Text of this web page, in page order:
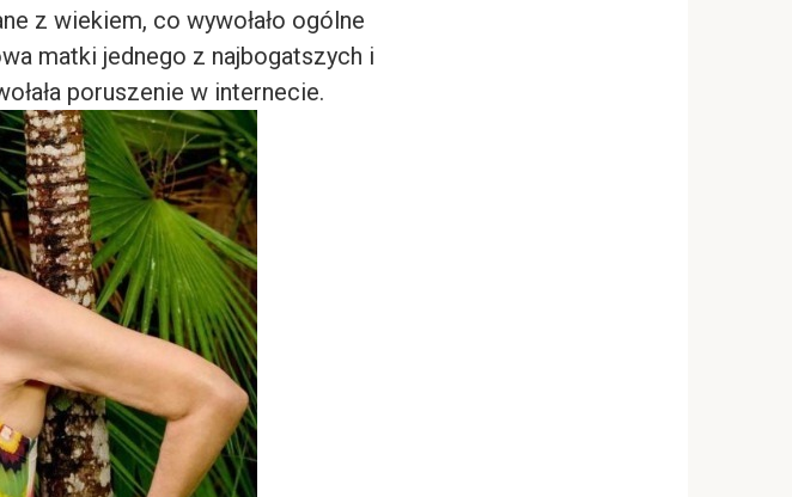
z wiekiem, co wywołało ogólne
matki jednego z najbogatszych i
poruszenie w internecie.